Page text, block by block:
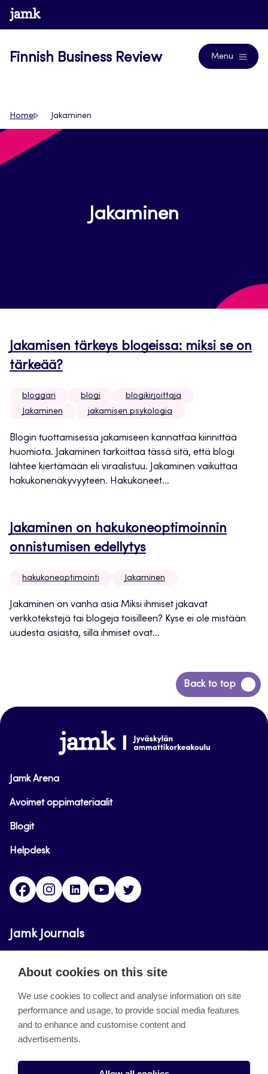
Skip
to
www.jamk.fi
Finnish Business Review Menu
Home Jakaminen
Jakaminen
Jakamisen tärkeys blogeissa: miksi se on
tärkeää?
bloggari blogi
blogikirjoittaja
Jakaminen
jakamisen psykologia
Blogin tuottamisessa jakamiseen kannattaa kiinnittää
huomiota. Jakaminen tarkoittaa tässä sitä, että blogi
lähtee kiertämään eli viraalistuu. Jakaminen vaikuttaa
hakukonenäkyvyyteen. Hakukoneet...
Jakaminen on hakukoneoptimoinnin
onnistumisen edellytys
hakukoneoptimointi Jakaminen
Jakaminen on vanha asia Miksi ihmiset jakavat
verkkotekstejä tai blogeja toisilleen? Kyse ei ole mistään
uudesta asiasta, sillä ihmiset ovat...
Back to top
Back
to
www.jamk.fi
Jamk Arena
Avoimet oppimateriaalit
Blogit
Helpdesk
FacebookInstagram
LinkedInYoutube
Jamk Journals
Jamk Journals support teaching and research,
About the site
Jamkin verkkolehdet
Saavutettavuusseloste
About cookies on this site
We use cookies to collect and analyse information on site
performance and usage, to provide social media features
and to enhance and customise content and
advertisements.